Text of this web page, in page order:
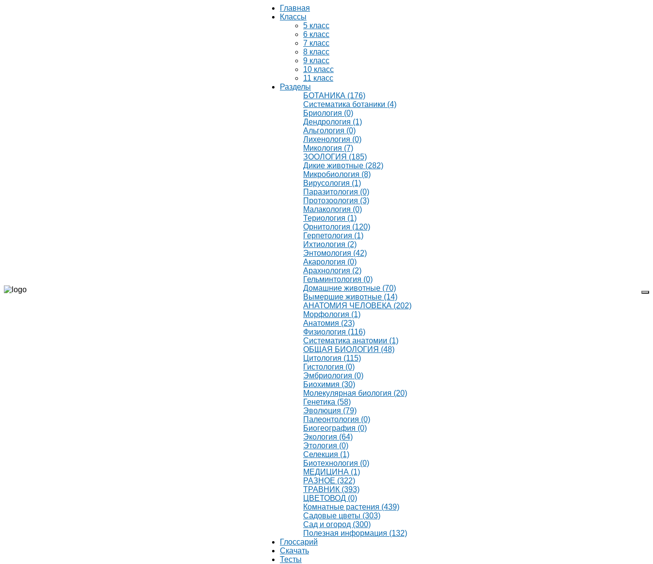
Главная
Классы
5 класс
6 класс
7 класс
8 класс
9 класс
10 класс
11 класс
Разделы
БОТАНИКА (176)
Систематика ботаники (4)
Бриология (0)
Дендрология (1)
Альгология (0)
Лихенология (0)
Микология (7)
ЗООЛОГИЯ (185)
Дикие животные (282)
Микробиология (8)
Вирусология (1)
Паразитология (0)
Протозоология (3)
Малакология (0)
Териология (1)
Орнитология (120)
Герпетология (1)
Ихтиология (2)
Энтомология (42)
Акарология (0)
Арахнология (2)
Гельминтология (0)
Домашние животные (70)
Вымершие животные (14)
АНАТОМИЯ ЧЕЛОВЕКА (202)
Морфология (1)
Анатомия (23)
Физиология (116)
Систематика анатомии (1)
ОБЩАЯ БИОЛОГИЯ (48)
Цитология (115)
Гистология (0)
Эмбриология (0)
Биохимия (30)
Молекулярная биология (20)
Генетика (58)
Эволюция (79)
Палеонтология (0)
Биогеография (0)
Экология (64)
Этология (0)
Селекция (1)
Биотехнология (0)
МЕДИЦИНА (1)
РАЗНОЕ (322)
ТРАВНИК (393)
ЦВЕТОВОД (0)
Комнатные растения (439)
Садовые цветы (303)
Сад и огород (300)
Полезная информация (132)
Глоссарий
Скачать
Тесты